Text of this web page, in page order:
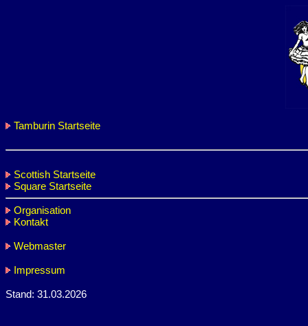
Tamburin Startseite
Scottish Startseite
Square Startseite
Organisation
Kontakt
Webmaster
Impressum
Stand: 31.03.2026